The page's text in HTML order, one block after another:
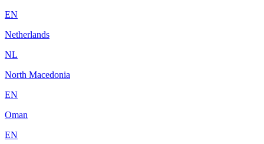
EN
Netherlands
NL
North Macedonia
EN
Oman
EN